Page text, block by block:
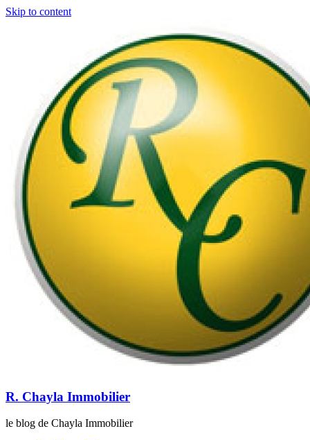
Skip to content
R. Chayla Immobilier
le blog de Chayla Immobilier